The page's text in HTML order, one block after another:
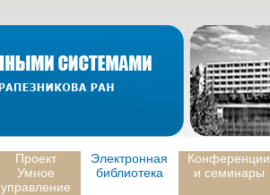
Проект
Умное
управление
Электронная
библиотека
Конференции
и семинары